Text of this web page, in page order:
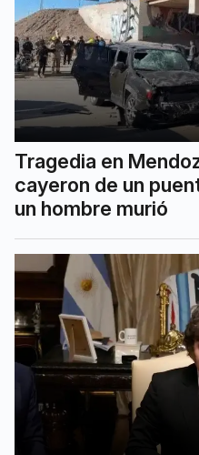
Tragedia en
cayeron de un
un hombre murió